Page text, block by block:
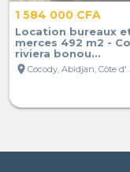
1 584 000 CFA
Location bureaux
merces 492 m2 -
riviera bonou...
location_on